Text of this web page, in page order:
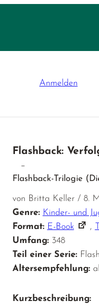
Anmelden
Flashback:
–
Flashback-Trilogie
von Britta Keller / 8.
Genre: Kinder- und
Format: E-Book ,
Umfang: 348
Teil einer Serie:
Altersempfehlung:
Kurzbeschreibung: